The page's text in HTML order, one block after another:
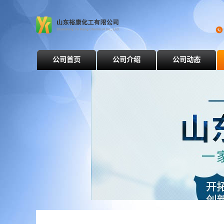
公司首页 公司介绍 公司动态